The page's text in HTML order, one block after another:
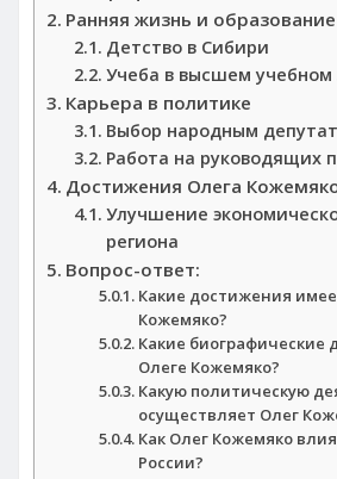
Ранняя жизнь и образование
Детство в Сибири
Учеба в высшем учебном
Карьера в политике
Выбор народным
Работа на руководящих
Достижения Олега
Улучшение
региона
Вопрос-ответ:
Какие достижения
Кожемяко?
Какие биографические
Олеге Кожемяко?
Какую политическую
осуществляет Олег
Как Олег Кожемяко
России?